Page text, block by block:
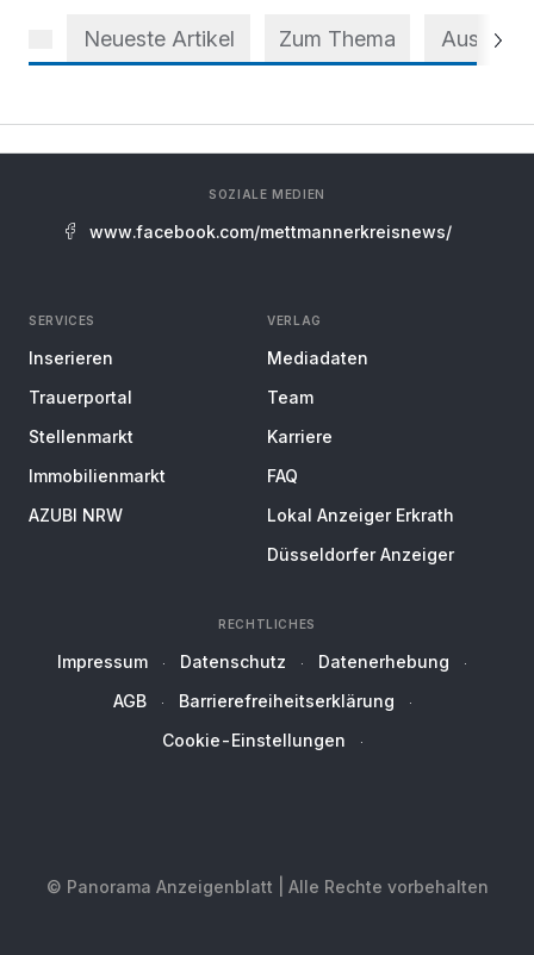
Neueste Artikel Zum Thema Aus dem
SOZIALE MEDIEN
www.facebook.com/mettmannerkreisnews/
SERVICES
Inserieren
Trauerportal
Stellenmarkt
Immobilienmarkt
AZUBI NRW
VERLAG
Mediadaten
Team
Karriere
FAQ
Lokal Anzeiger Erkrath
Düsseldorfer Anzeiger
RECHTLICHES
Impressum Datenschutz
Datenerhebung
AGB
Barrierefreiheitserklärung
Cookie-Einstellungen
© Panorama Anzeigenblatt | Alle Rechte vorbehalten